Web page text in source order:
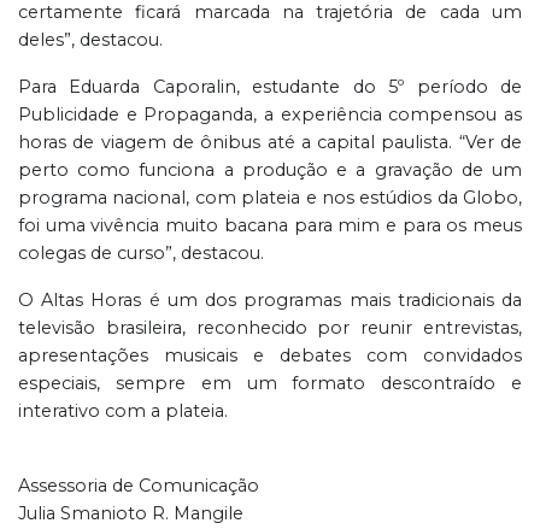
certamente ficará marcada na trajetória de cada um
deles”, destacou.
Para Eduarda Caporalin, estudante do 5º período de
Publicidade e Propaganda, a experiência compensou as
horas de viagem de ônibus até a capital paulista. “Ver de
perto como funciona a produção e a gravação de um
programa nacional, com plateia e nos estúdios da Globo,
foi uma vivência muito bacana para mim e para os meus
colegas de curso”, destacou.
O Altas Horas é um dos programas mais tradicionais da
televisão brasileira, reconhecido por reunir entrevistas,
apresentações musicais e debates com convidados
especiais, sempre em um formato descontraído e
interativo com a plateia.
Assessoria de Comunicação
Julia Smanioto R. Mangile